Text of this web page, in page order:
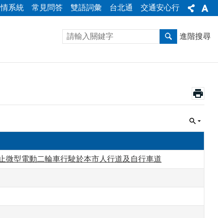
系統 常見問答 雙語詞彙 台北通 交通安心行
進階搜尋
微型電動二輪車行駛於本市人行道及自行車道